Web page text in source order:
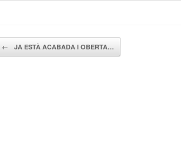
Navegador de artículos
← JA ESTÀ ACABADA I OBERTA…